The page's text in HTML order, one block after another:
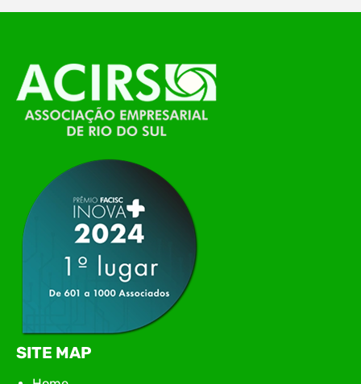
O Polo ACATE-ACIRS, por meio do NIAVI – Núcleo
de Tecnologia da Informação do Alto Vale do
Itajaí, realizou, no dia 21 de julho, o evento
Conexão Tech NIAVI, reunindo empresas de
tecnologia da região para uma noite de
apresentação de novas iniciativas para o setor. O
encontro aconteceu em Rio…
SITE MAP